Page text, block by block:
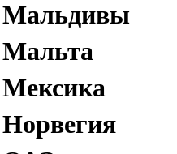
Мальдивы
Мальта
Мексика
Норвегия